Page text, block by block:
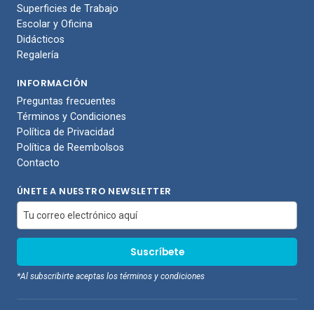
Superficies de Trabajo
Escolar y Oficina
Didácticos
Regalería
INFORMACIÓN
Preguntas frecuentes
Términos y Condiciones
Política de Privacidad
Política de Reembolsos
Contacto
ÚNETE A NUESTRO NEWSLETTER
*Al subscribirte aceptas los términos y condiciones